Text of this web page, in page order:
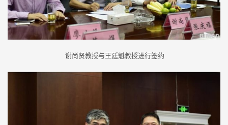
谢尚贤教授与王廷魁教授进行签约